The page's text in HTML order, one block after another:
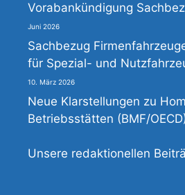
Vorabankündigung
Juni 2026
Sachbezug
für Spezial- und
10. März 2026
Neue Klarstellungen zu
Betriebsstätten (BMF/
Unsere redaktionellen